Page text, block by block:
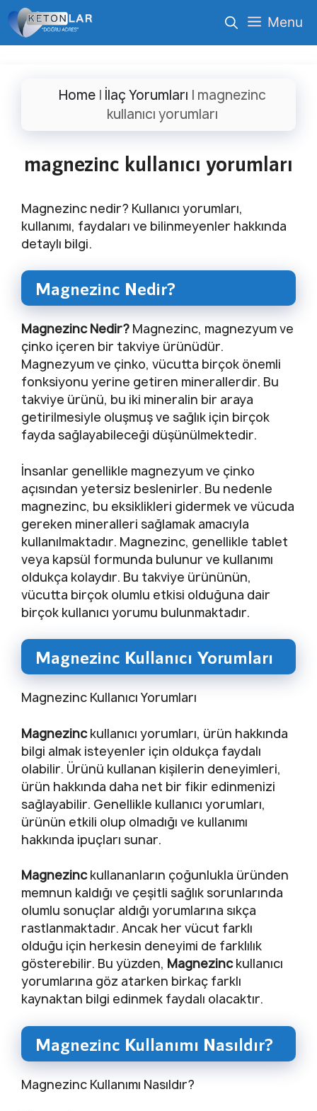
İçeriğe
atla
Menu
Home| İlaç Yorumları | magnezinc
kullanıcı yorumları
magnezinc kullanıcı yorumları
Magnezinc nedir? Kullanıcı yorumları,
kullanımı, faydaları ve bilinmeyenler hakkında
detaylı bilgi.
Magnezinc Nedir?
Magnezinc Nedir? Magnezinc, magnezyum ve
çinko içeren bir takviye ürünüdür.
Magnezyum ve çinko, vücutta birçok önemli
fonksiyonu yerine getiren minerallerdir. Bu
takviye ürünü, bu iki mineralin bir araya
getirilmesiyle oluşmuş ve sağlık için birçok
fayda sağlayabileceği düşünülmektedir.
İnsanlar genellikle magnezyum ve çinko
açısından yetersiz beslenirler. Bu nedenle
magnezinc, bu eksiklikleri gidermek ve vücuda
gereken mineralleri sağlamak amacıyla
kullanılmaktadır. Magnezinc, genellikle tablet
veya kapsül formunda bulunur ve kullanımı
oldukça kolaydır. Bu takviye ürününün,
vücutta birçok olumlu etkisi olduğuna dair
birçok kullanıcı yorumu bulunmaktadır.
Magnezinc Kullanıcı Yorumları
Magnezinc Kullanıcı Yorumları
Magnezinckullanıcı yorumları, ürün hakkında
bilgi almak isteyenler için oldukça faydalı
olabilir. Ürünü kullanan kişilerin deneyimleri,
ürün hakkında daha net bir fikir edinmenizi
sağlayabilir. Genellikle kullanıcı yorumları,
ürünün etkili olup olmadığı ve kullanımı
hakkında ipuçları sunar.
Magnezinckullananların çoğunlukla üründen
memnun kaldığı ve çeşitli sağlık sorunlarında
olumlu sonuçlar aldığı yorumlarına sıkça
rastlanmaktadır. Ancak her vücut farklı
olduğu için herkesin deneyimi de farklılık
gösterebilir. Bu yüzden, Magnezinckullanıcı
yorumlarına göz atarken birkaç farklı
kaynaktan bilgi edinmek faydalı olacaktır.
Magnezinc Kullanımı Nasıldır?
Magnezinc Kullanımı Nasıldır?